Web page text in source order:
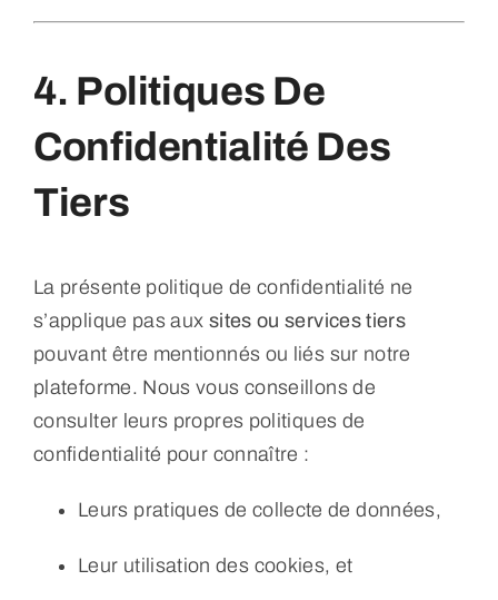
4. Politiques De
Confidentialité Des
Tiers
La présente politique de confidentialité ne
s’applique pas aux sites ou services tiers
pouvant être mentionnés ou liés sur notre
plateforme. Nous vous conseillons de
consulter leurs propres politiques de
confidentialité pour connaître :
Leurs pratiques de collecte de données,
Leur utilisation des cookies, et